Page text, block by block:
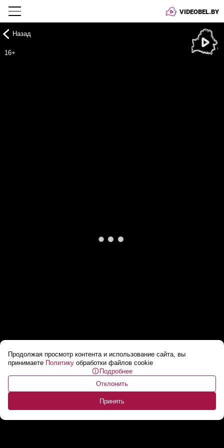
VIDEOBEL.BY
Продолжая просмотр контента и использование сайта, вы
принимаете Политику обработки файлов cookie
Подробнее
Отклонить
Принять
Назад
16+
Разрушения в Бразилии, снег в Италии,
землетрясения в Японии: погода не радует